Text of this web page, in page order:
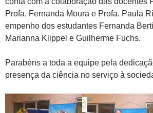
Profa. Fernanda Moura e Profa. Paula
empenho dos estudantes Fernanda
Marianna Klippel e Guilherme Fuchs.
Parabéns a toda a equipe pela
presença da ciência no serviço à